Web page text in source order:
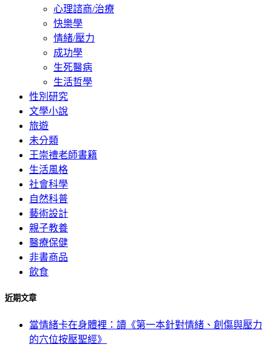
心理諮商/治療
快樂學
情緒/壓力
成功學
生死醫病
生活哲學
性別研究
文學小說
旅遊
未分類
王崇禮老師書籍
生活風格
社會科學
自然科普
藝術設計
親子教養
醫療保健
非書商品
飲食
近期文章
當情緒卡在身體裡：讀《第一本針對情緒、創傷與壓力
的穴位按壓聖經》